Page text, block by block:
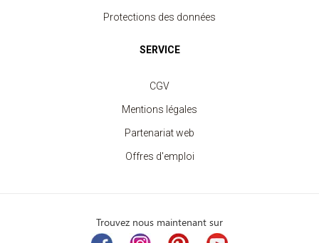
Protections des données
SERVICE
CGV
Mentions légales
Partenariat web
Offres d'emploi
Trouvez nous maintenant sur